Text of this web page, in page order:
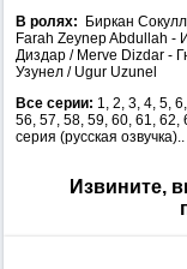
В ролях:
Биркан
Farah Zeynep Abdullah
Диздар / Merve Dizdar -
Узунел / Ugur Uzunel
Все серии: 1, 2, 3, 4, 5,
56, 57, 58, 59, 60, 61, 62,
серия (русская озвучка)..
Извините,